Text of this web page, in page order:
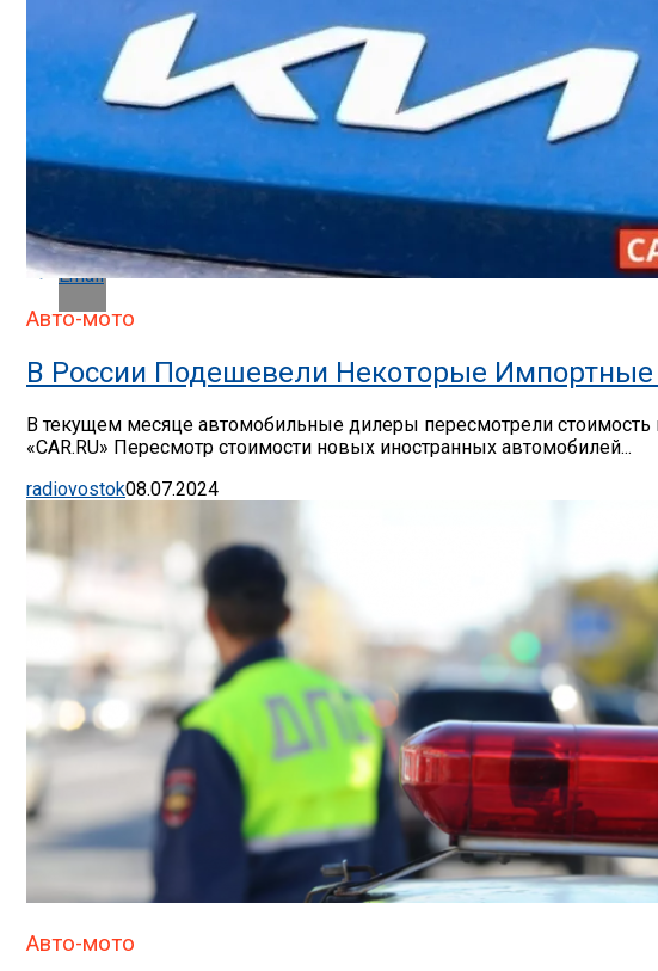
Pinterest
Whatsapp
Email
Авто-мото
В России Подешевели Некоторые
В текущем месяце автомобильные дилеры пересмотрели
«CAR.RU» Пересмотр стоимости новых иностранных автомобилей...
radiovostok08.07.2024
Авто-мото